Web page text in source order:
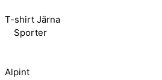
T-shirt Järna
Sporter
Alpint